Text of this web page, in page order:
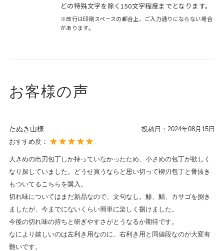
どの特殊文字を除く150文字程度までとなります。
※改行は印刷スペースの都合上、ご入力通りにならない場合
があります。
お客様の声
たぬき山様 投稿日： 2024年08月15日
おすすめ度：
大きめの出刃包丁しか持っていなかったため、小さめの包丁が欲しく
なり探していました。どうせ買うならと思い切って柳刃包丁と骨抜き
もついてるこちらを購入。
切れ味についてはまだ新品なので、文句なし。鯵、鯖、カサゴを捌き
ましたが、今までにないくらい簡単に楽しく捌けました。
今後の切れ味の持ちと研ぎやすさがとうなるか期待です。
なにより嬉しいのは左利き用なのに、右利き用と同値段なのが大変有
難いです。